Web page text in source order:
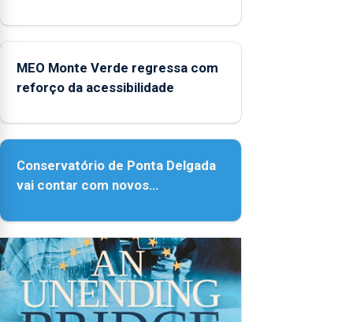
MEO Monte Verde regressa com
reforço da acessibilidade
Conservatório de Ponta Delgada
vai contar com novos